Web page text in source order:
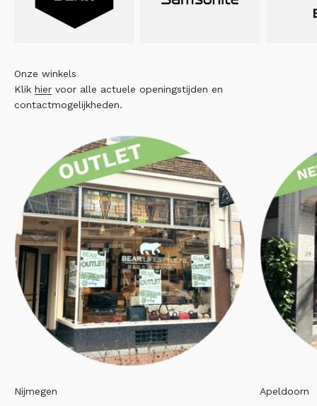
Onze winkels
Klik hier voor alle actuele openingstijden en
contactmogelijkheden.
Nijmegen Apeldoorn